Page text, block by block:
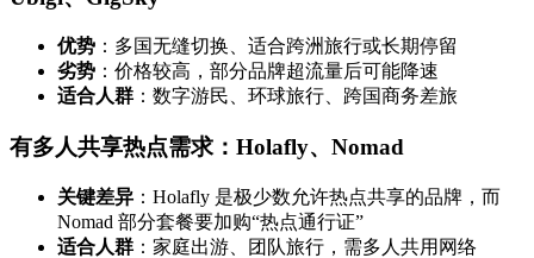
优势 ：多国无缝切换、适合跨洲旅行或长期停留
劣势 ：价格较高，部分品牌超流量后可能降速
适合人群 ：数字游民、环球旅行、跨国商务差旅
有多人共享热点需求：Holafly、Nomad
关键差异 ：Holafly 是极少数允许热点共享的品牌，而
Nomad 部分套餐要加购“热点通行证”
适合人群 ：家庭出游、团队旅行，需多人共用网络